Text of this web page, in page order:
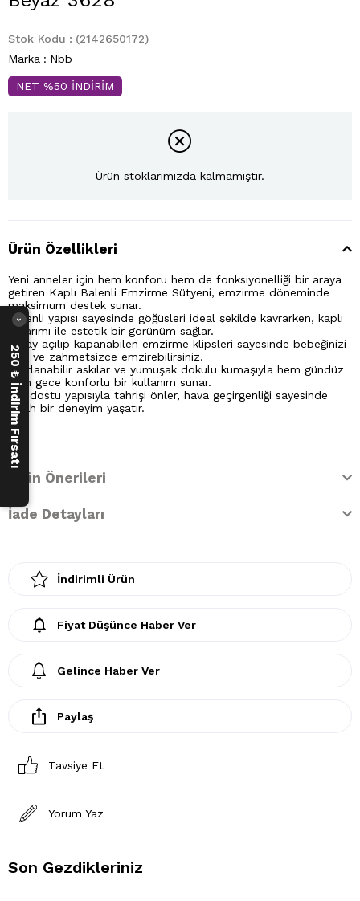
Stok Kodu
(2142650172)
Marka : Nbb
NET %50 İNDİRİM
Ürün stoklarımızda kalmamıştır.
Ürün Özellikleri
Yeni anneler için hem konforu hem de fonksiyonelliği bir araya
getiren Kaplı Balenli Emzirme Sütyeni, emzirme döneminde
maksimum destek sunar.
Balenli yapısı sayesinde göğüsleri ideal şekilde kavrarken, kaplı
tasarımı ile estetik bir görünüm sağlar.
Kolay açılıp kapanabilen emzirme klipsleri sayesinde bebeğinizi
hızlı ve zahmetsizce emzirebilirsiniz.
Ayarlanabilir askılar ve yumuşak dokulu kumaşıyla hem gündüz
hem gece konforlu bir kullanım sunar.
Cilt dostu yapısıyla tahrişi önler, hava geçirgenliği sayesinde
ferah bir deneyim yaşatır.
Ürün Önerileri
İade Detayları
İndirimli Ürün
Fiyat Düşünce Haber Ver
Gelince Haber Ver
Paylaş
Tavsiye Et
Yorum Yaz
Son Gezdikleriniz
250 ₺ İndirim Fırsatı
›